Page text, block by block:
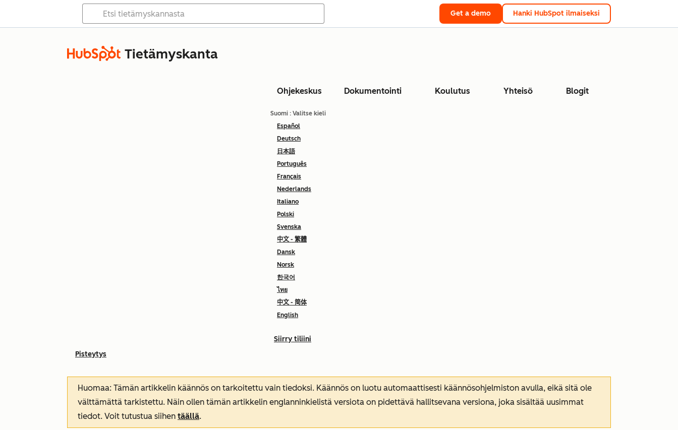
Get a demo Hanki HubSpot ilmaiseksi
Tietämyskanta
Ohjekeskus Dokumentointi Koulutus Yhteisö Blogit
Suomi : Valitse kieli
Español
Deutsch
日本語
Português
Français
Nederlands
Italiano
Polski
Svenska
中文 - 繁體
Dansk
Norsk
한국어
ไทย
中文 - 简体
English
Siirry tiliini
Pisteytys
Huomaa: Tämän artikkelin käännös on tarkoitettu vain tiedoksi. Käännös on luotu automaattisesti käännösohjelmiston avulla, eikä sitä ole
välttämättä tarkistettu. Näin ollen tämän artikkelin englanninkielistä versiota on pidettävä hallitsevana versiona, joka sisältää uusimmat
tiedot. Voit tutustua siihen täällä.